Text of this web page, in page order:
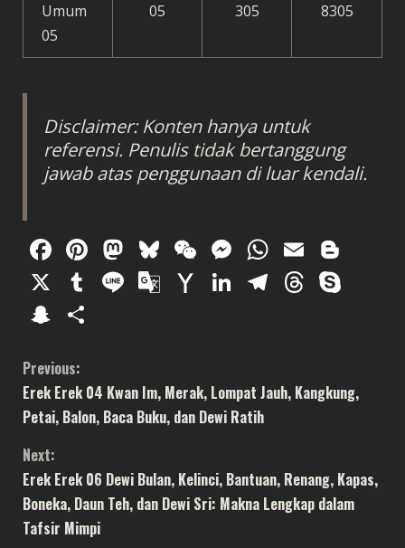
Umum
05
05 305 8305
Disclaimer: Konten hanya untuk
referensi. Penulis tidak bertanggung
jawab atas penggunaan di luar kendali.
Facebook
Pinterest
Mastodon
Bluesky
WeChat
Messenger
Email
X
Tumblr
LineGoogle
YahooLinkedIn
Telegram
Snapchat
C
o
n
t
i
Previous:
Erek Erek 04 Kwan Im, Merak, Lompat Jauh, Kangkung,
Petai, Balon, Baca Buku, dan Dewi Ratih
Next:
Erek Erek 06 Dewi Bulan, Kelinci, Bantuan, Renang, Kapas,
Boneka, Daun Teh, dan Dewi Sri: Makna Lengkap dalam
Tafsir Mimpi